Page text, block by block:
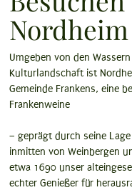
Nordheim
Umgeben von den
Kulturlandschaft ist
Gemeinde Frankens, eine
Frankenweine
– geprägt durch seine
inmitten von Weinbergen
etwa 1690 unser
echter Genießer für